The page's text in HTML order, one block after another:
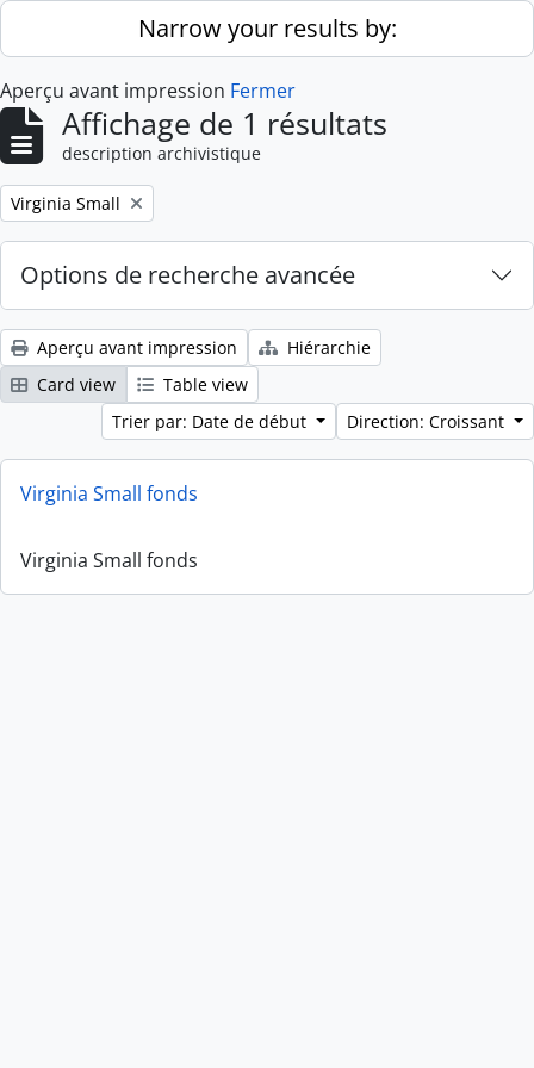
Skip to main contentNarrow your results by:
Aperçu avant impression Fermer
Affichage de 1 résultats
description archivistique
Remove filter:
Virginia Small
Options de recherche avancée
Aperçu avant impression
Hiérarchie
Card view
Table view
Trier par: Date de début
Direction: Croissant
Virginia Small fonds
Virginia Small fonds